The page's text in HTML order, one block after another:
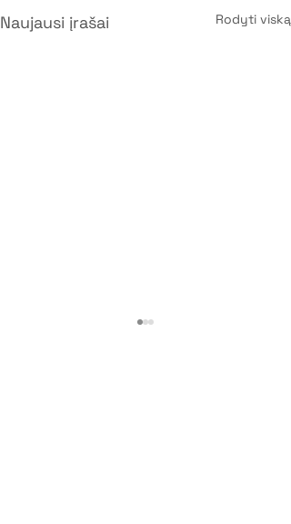
Naujausi įrašai Rodyti viską